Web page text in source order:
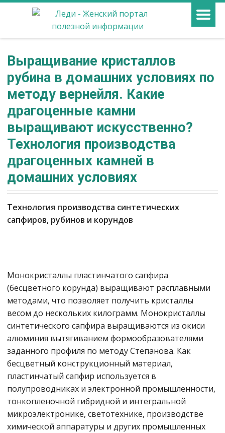
Выращивание кристаллов
рубина в домашних условиях по
методу вернейля. Какие
драгоценные камни
выращивают искусственно?
Технология производства
драгоценных камней в
домашних условиях
Технология производства синтетических
сапфиров, рубинов и корундов
Монокристаллы пластинчатого сапфира
(бесцветного корунда) выращивают расплавными
методами, что позволяет получить кристаллы
весом до нескольких килограмм. Монокристаллы
синтетического сапфира выращиваются из окиси
алюминия вытягиванием формообразователями
заданного профиля по методу Степанова. Как
бесцветный конструкционный материал,
пластинчатый сапфир используется в
полупроводниках и электронной промышленности,
тонкопленочной гибридной и интегральной
микроэлектронике, светотехнике, производстве
химической aппаратуры и других промышленных